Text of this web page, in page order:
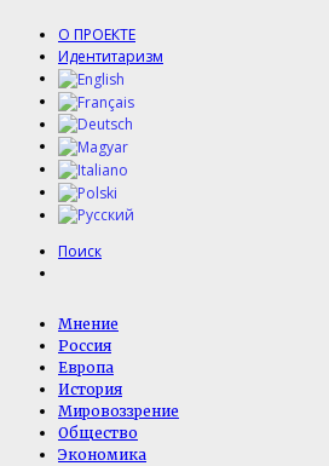
О ПРОЕКТЕ
Идентитаризм
Поиск
Мнение
Россия
Европа
История
Мировоззрение
Общество
Экономика